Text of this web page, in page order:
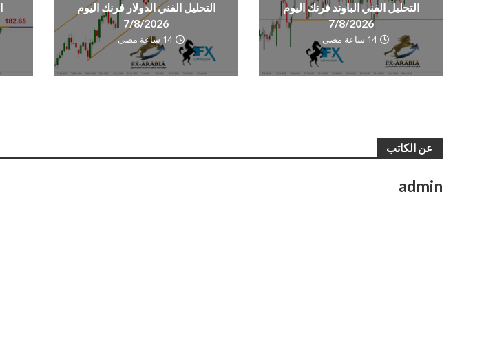
التحليل الفني الباوند فرنك اليوم
7/8/2026
14 ساعة مضى
التحليل الفني الدولار فرنك اليوم
7/8/2026
14 ساعة مضى
عن الكاتب
admin